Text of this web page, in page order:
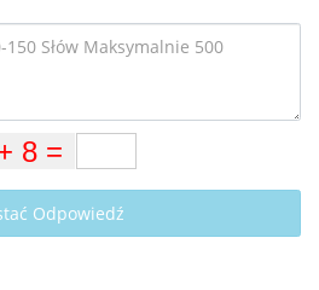
Odpowiedź